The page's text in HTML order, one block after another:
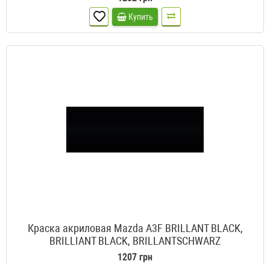
Купить
Краска акриловая Mazda A3F BRILLANT BLACK,
BRILLIANT BLACK, BRILLANTSCHWARZ
1207 грн